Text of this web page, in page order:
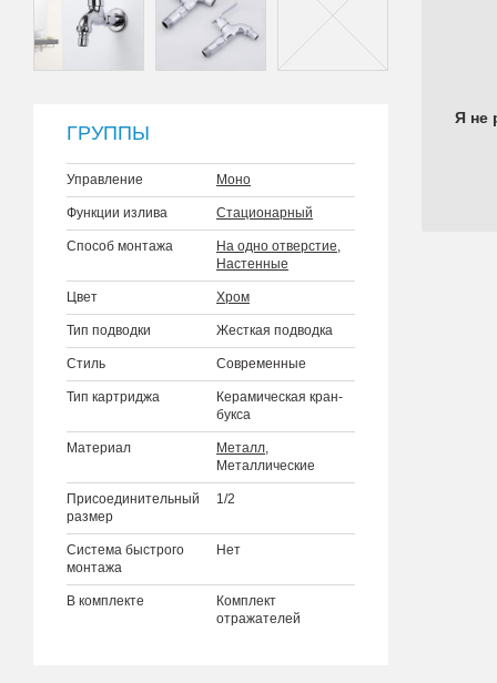
ГРУППЫ
Управление Моно
Функции излива Стационарный
Способ монтажа На одно отверстие,
Настенные
Цвет Хром
Тип подводки Жесткая подводка
Стиль Современные
Тип картриджа
Керамическая кран-
букса
Материал Металл,
Металлические
Присоединительный
размер
1/2
Система быстрого
монтажа
Нет
В комплекте
Комплект
отражателей
Я не